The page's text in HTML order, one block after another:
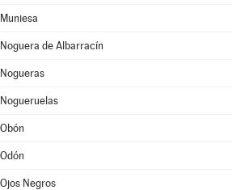
Muniesa
Noguera de Albarracín
Nogueras
Nogueruelas
Obón
Odón
Ojos Negros